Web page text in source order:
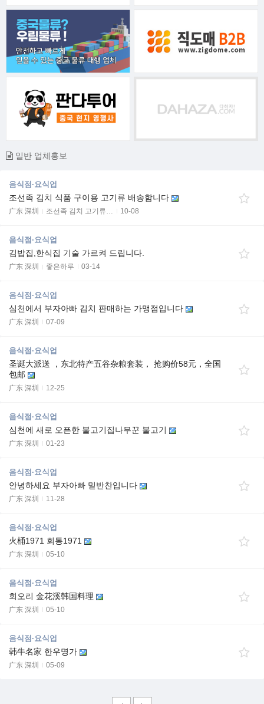
일반 업체홍보
음식점·요식업
조선족 김치 식품 구이용 고기류 배송함니다
广东 深圳 조선족 김치 고기류… 10-08
음식점·요식업
김밥집,한식집 기술 가르켜 드립니다.
广东 深圳 좋은하루 03-14
음식점·요식업
심천에서 부자아빠 김치 판매하는 가맹점입니다
广东 深圳 07-09
음식점·요식업
圣诞大派送 ，东北特产五谷杂粮套装， 抢购价58元，全国
包邮
广东 深圳 12-25
음식점·요식업
심천에 새로 오픈한 불고기집나무꾼 불고기
广东 深圳 01-23
음식점·요식업
안녕하세요 부자아빠 밑반찬입니다
广东 深圳 11-28
음식점·요식업
火桶1971 회통1971
广东 深圳 05-10
음식점·요식업
회오리 金花溪韩国料理
广东 深圳 05-10
음식점·요식업
韩牛名家 한우명가
广东 深圳 05-09